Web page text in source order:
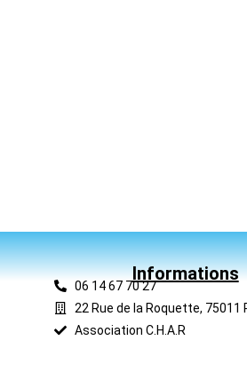
Informations
06 14 67 70 27
22 Rue de la Roquette, 75011
Association C.H.A.R